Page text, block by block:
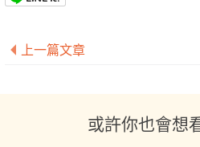
上一篇文章
或許你也會想